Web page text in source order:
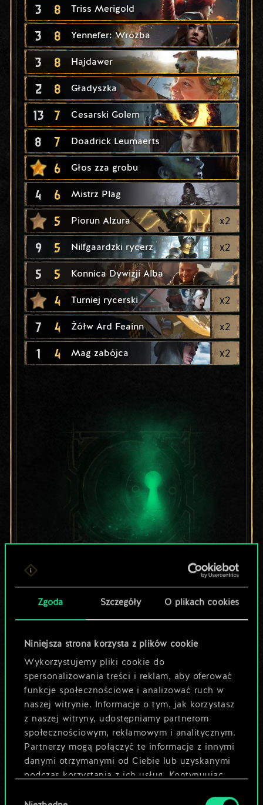
Zgoda Szczegóły O plikach cookies
Niniejsza strona korzysta z plików cookie
Wykorzystujemy pliki cookie do
spersonalizowania treści i reklam, aby oferować
funkcje społecznościowe i analizować ruch w
naszej witrynie. Informacje o tym, jak korzystasz
z naszej witryny, udostępniamy partnerom
społecznościowym, reklamowym i analitycznym.
Partnerzy mogą połączyć te informacje z innymi
danymi otrzymanymi od Ciebie lub uzyskanymi
podczas korzystania z ich usług. Kontynuując
3 8 Triss Merigold
3 8 Yennefer: Wróżba
3 8 Hajdawer
2 8 Gładyszka
13 7 Cesarski Golem
8 7 Doadrick Leumaerts
6 Głos zza grobu
4 6 Mistrz Plag
5 Piorun Alzura x2
9 5 Nilfgaardzki rycerz x2
5 5 Konnica Dywizji Alba
4 Turniej rycerski x2
7 4 Żółw Ard Feainn x2
1 4 Mag zabójca x2
Lubisz grać tą talią?
Pomóż społeczności
odkryć jej
potencjał!
Nazwij talię i opisz swoją strategię
Edytuj talię
LUB